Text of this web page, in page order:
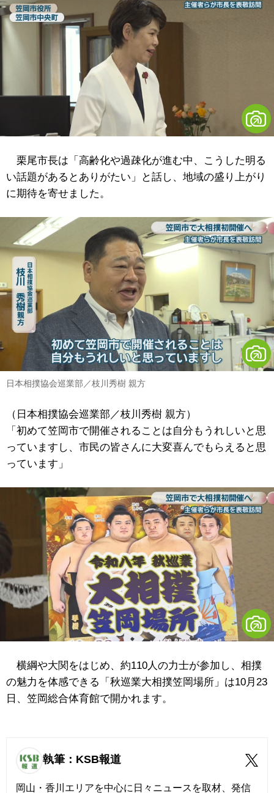
栗尾市長は「高齢化や過疎化が進む中、こうした明る
い話題があるとありがたい」と話し、地域の盛り上がり
に期待を寄せました。
日本相撲協会巡業部／枝川秀樹 親方
（日本相撲協会巡業部／枝川秀樹 親方）
「初めて笠岡市で開催されることは自分もうれしいと思
っていますし、市民の皆さんに大変喜んでもらえると思
っています」
横綱や大関をはじめ、約110人の力士が参加し、相撲
の魅力を体感できる「秋巡業大相撲笠岡場所」は10月23
日、笠岡総合体育館で開かれます。
執筆：KSB報道
岡山・香川エリアを中心に日々ニュースを取材、発信